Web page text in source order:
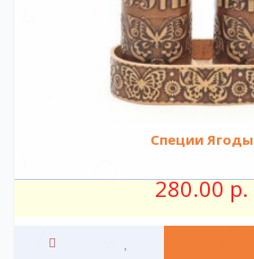
Специи Ягоды
280.00 р.